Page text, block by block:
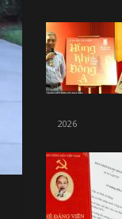
2026